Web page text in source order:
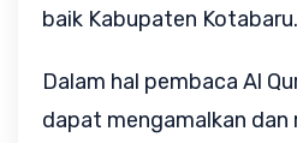
baik Kabupaten Kotabaru.
Dalam hal pembaca Al
dapat mengamalkan dan